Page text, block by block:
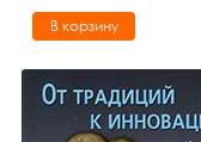
В корзину